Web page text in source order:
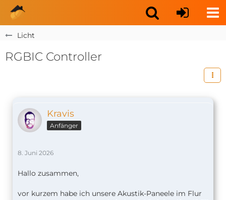
Licht
RGBIC Controller
Kravis
Anfänger
8. Juni 2026
Hallo zusammen,
vor kurzem habe ich unsere Akustik-Paneele im Flur